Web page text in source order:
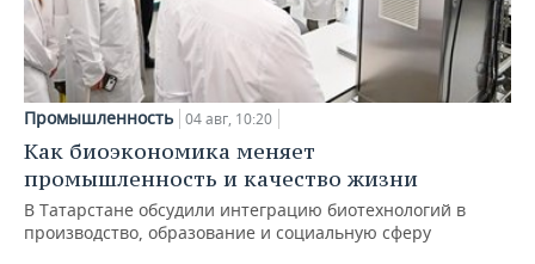
Промышленность 04 авг, 10:20
Как биоэкономика меняет
промышленность и качество жизни
В Татарстане обсудили интеграцию биотехнологий в
производство, образование и социальную сферу